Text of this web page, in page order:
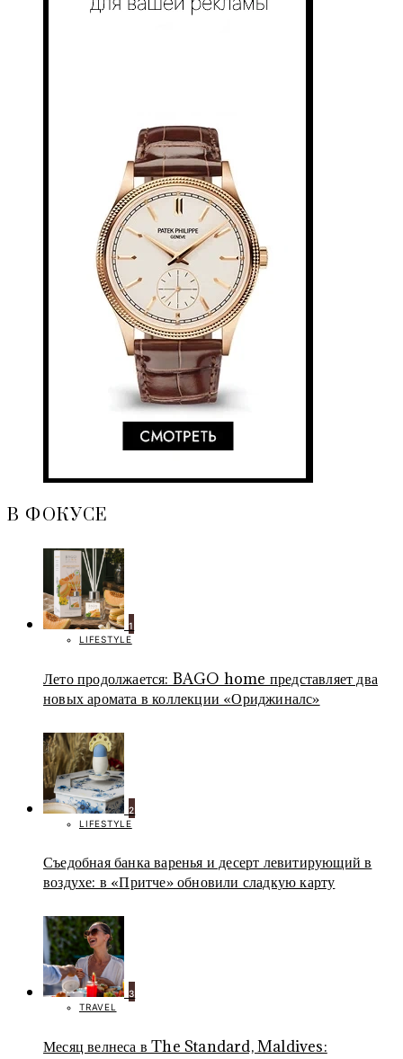
В ФОКУСЕ
1
LIFESTYLE
Лето продолжается: BAGO home представляет два
новых аромата в коллекции «Ориджиналс»
2
LIFESTYLE
Съедобная банка варенья и десерт левитирующий в
воздухе: в «Притче» обновили сладкую карту
3
TRAVEL
Месяц велнеса в The Standard, Maldives: